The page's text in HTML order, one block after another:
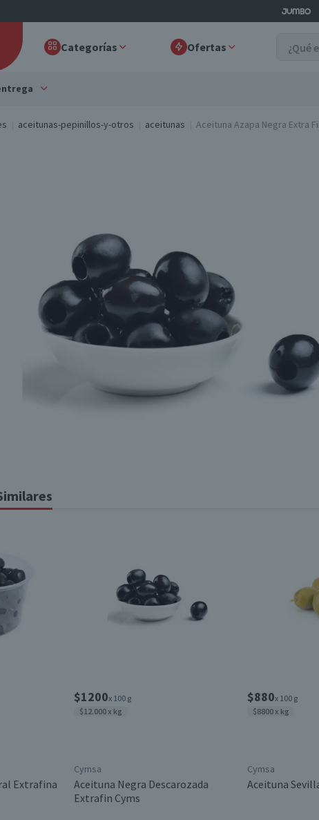
Categorías Ofertas
aceitunas-pepinillos-y-otros aceitunas Aceituna Azapa Negra Extra
Extrafina
$1200x 100 g
$12.000 x kg
Cymsa
Aceituna Negra Descarozada
Extrafin Cyms
$880x 100 g
$8800 x kg
Cymsa
Aceituna